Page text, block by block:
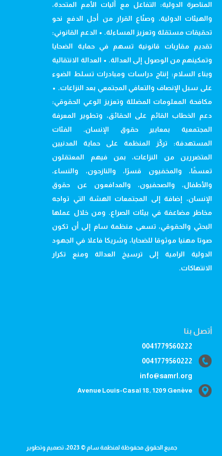
المناصرة الدولية: التفاعل مع آليات الأمم المتحدة،
والهيئات الدولية، وصنّاع القرار من أجل الدفع نحو
تحقيقات مستقلة وتعزيز المساءلة. • الدعم القانوني:
تقديم مقاربات قانونية تسهم في حماية الضحايا
وتمكينهم من الوصول إلى العدالة. • العدالة الانتقالية
وبناء السلام: إنتاج دراسات ومبادرات تسلط الضوء
على سبل الإنصاف والتعافي المجتمعي بعد النزاعات. •
مكافحة المعلومات المضللة وتعزيز الوعي الحقوقي:
دعم الخطاب القائم على الحقائق، وتطوير المعرفة
المجتمعية بمعايير حقوق الإنسان. الفئات
المستهدفة: تركّز المنظمة على حماية المدنيين
المتضررين من النزاعات، بمن فيهم المعتقلون
تعسفًا، والمخفيون قسرًا، والنازحون، والنساء،
والأطفال، والصحفيون، والمدافعون عن حقوق
الإنسان، إضافة إلى المجتمعات الهشة التي تواجه
مخاطر مضاعفة في بيئات الصراع. ومن خلال عملها
البحثي والحقوقي، تسعى منظمة سام إلى أن تكون
صوتا مهنيا موثوقا للضحايا، وشريكا فاعلا في الجهود
الدولية الرامية إلى ترسيخ العدالة ومنع تكرار
الانتهاكات.
أتصل بنا
0041779560222
0041779560222
info@samrl.org
Avenue Louis-Casaï 18, 1209 Genève
جميع الحقوق محفوظة لمنظمة سام © 2023، تصميم وتطوير